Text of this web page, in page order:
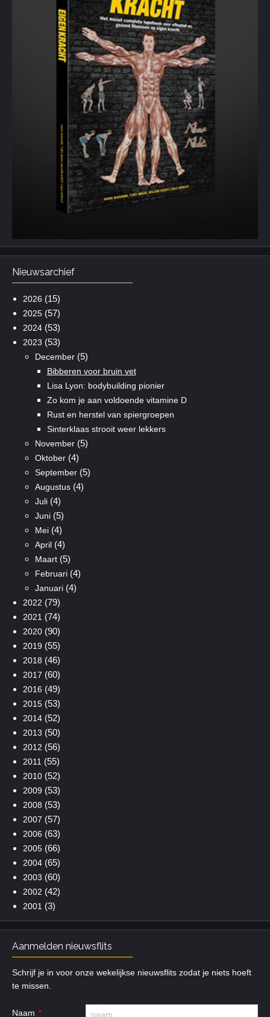
Nieuwsarchief
2026 (15)
2025(57)
2024(53)
2023 (53)
December(5)
Bibberen voor bruin vet
Lisa Lyon: bodybuilding pionier
Zo kom je aan voldoende vitamine D
Rust en herstel van spiergroepen
Sinterklaas strooit weer lekkers
November(5)
Oktober(4)
September(5)
Augustus(4)
Juli(4)
Juni(5)
Mei(4)
April(4)
Maart(5)
Februari(4)
Januari(4)
2022 (79)
2021 (74)
2020(90)
2019 (55)
2018 (46)
2017 (60)
2016 (49)
2015(53)
2014(52)
2013 (50)
2012 (56)
2011 (55)
2010(52)
2009 (53)
2008 (53)
2007 (57)
2006 (63)
2005(66)
2004(65)
2003 (60)
2002 (42)
2001 (3)
Aanmelden nieuwsflits
Schrijf je in voor onze wekelijkse nieuwsflits zodat je niets hoeft
te missen.
Naam